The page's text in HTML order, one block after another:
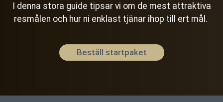
I denna stora guide tipsar vi om de mest attraktiva
resmålen och hur ni enklast tjänar ihop till ert mål.
Beställ startpaket